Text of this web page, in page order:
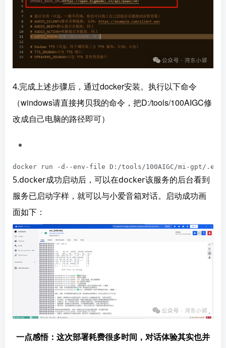
4.完成上述步骤后，通过docker安装。执行以下命令
（windows请直接拷贝我的命令，把D:/tools/100AIGC修
改成自己电脑的路径即可）
docker run -d--env-file D:/tools/100AIGC/mi-gpt/
5.docker成功启动后，可以在docker该服务的后台看到
服务已启动字样，就可以与小爱音箱对话。启动成功画
面如下：
一点感悟：这次部署耗费很多时间，对话体验其实也并